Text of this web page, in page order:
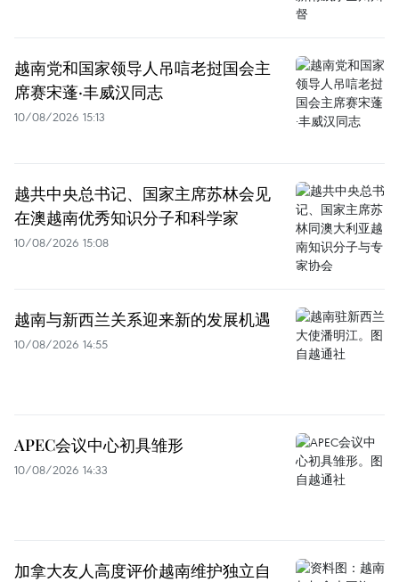
越南党和国家领导人吊唁老挝国会主
席赛宋蓬·丰威汉同志
10/08/2026 15:13
越共中央总书记、国家主席苏林会见
在澳越南优秀知识分子和科学家
10/08/2026 15:08
越南与新西兰关系迎来新的发展机遇
10/08/2026 14:55
APEC会议中心初具雏形
10/08/2026 14:33
加拿大友人高度评价越南维护独立自